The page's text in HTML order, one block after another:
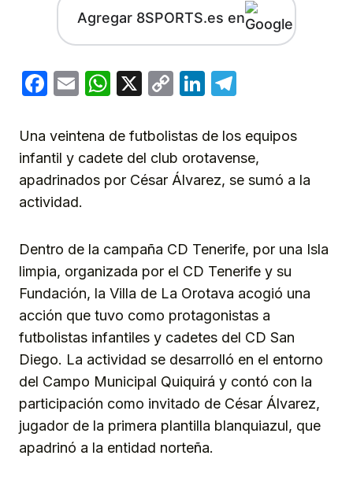
Agregar 8SPORTS.es en
Facebook
EmailWhatsApp
X
CopyLinkedIn
Una veintena de futbolistas de los equipos
infantil y cadete del club orotavense,
apadrinados por César Álvarez, se sumó a la
actividad.
Dentro de la campaña CD Tenerife, por una Isla
limpia, organizada por el CD Tenerife y su
Fundación, la Villa de La Orotava acogió una
acción que tuvo como protagonistas a
futbolistas infantiles y cadetes del CD San
Diego. La actividad se desarrolló en el entorno
del Campo Municipal Quiquirá y contó con la
participación como invitado de César Álvarez,
jugador de la primera plantilla blanquiazul, que
apadrinó a la entidad norteña.